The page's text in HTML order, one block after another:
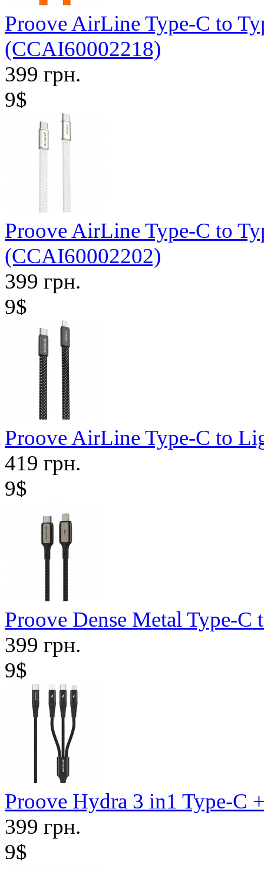
Proove AirLine Type-C to
(CCAI60002218)
399 грн.
9$
Proove AirLine Type-C to
(CCAI60002202)
399 грн.
9$
Proove AirLine Type-C to
419 грн.
9$
Proove Dense Metal Type-
399 грн.
9$
Proove Hydra 3 in1 Type-
399 грн.
9$